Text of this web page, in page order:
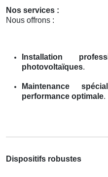
Nos services :
Nous offrons :
Installation
photovoltaïques.
Maintenance
performance optimale.
Dispositifs robustes